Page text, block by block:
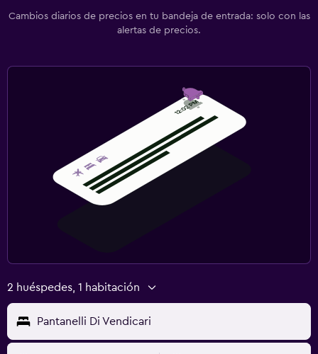
Cambios diarios de precios en tu bandeja de entrada: solo con las
alertas de precios.
2 huéspedes, 1 habitación
Pantanelli Di Vendicari